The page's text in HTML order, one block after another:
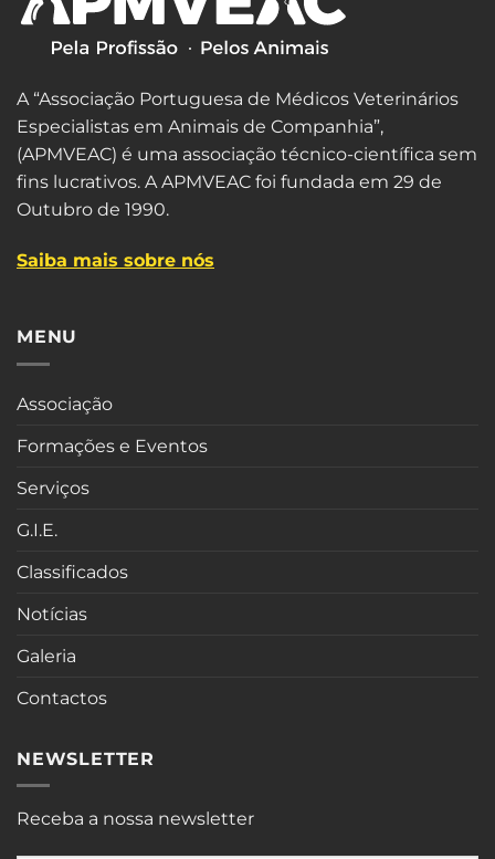
A “Associação Portuguesa de Médicos Veterinários
Especialistas em Animais de Companhia”,
(APMVEAC) é uma associação técnico-científica sem
fins lucrativos. A APMVEAC foi fundada em 29 de
Outubro de 1990.
Saiba mais sobre nós
MENU
Associação
Formações e Eventos
Serviços
G.I.E.
Classificados
Notícias
Galeria
Contactos
NEWSLETTER
Receba a nossa newsletter